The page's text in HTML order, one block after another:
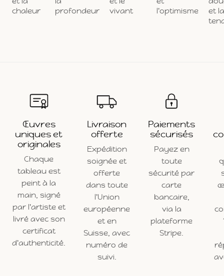
chaleur
profondeur
vivant
l'optimisme
et la
Œuvres
uniques et
originales
Chaque
tableau est
peint à la
main, signé
par l'artiste et
livré avec son
certificat
d'authenticité.
Livraison
offerte
Expédition
soignée et
offerte
dans toute
l'Union
européenne
et en
Suisse, avec
numéro de
suivi.
Paiements
sécurisés
Payez en
toute
sécurité par
carte
bancaire,
via la
plateforme
Stripe.